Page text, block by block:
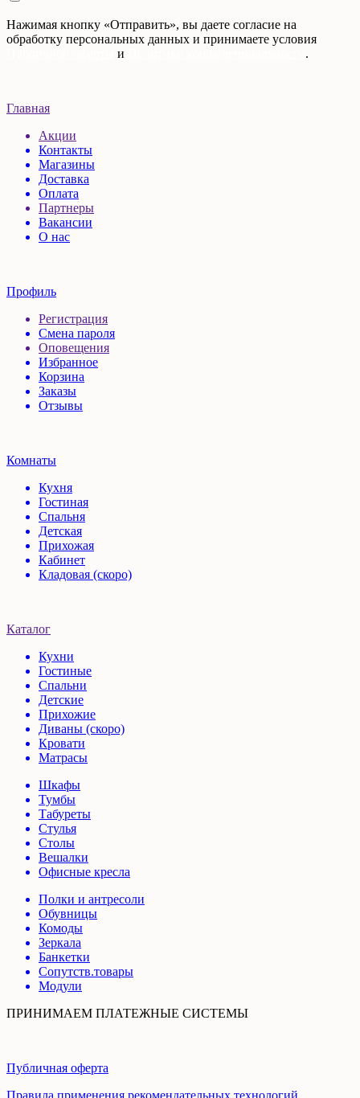
Нажимая кнопку «Отправить», вы даете согласие на
обработку персональных данных и принимаете условия
и .
Главная
Акции
Контакты
Магазины
Доставка
Оплата
Партнеры
Вакансии
О нас
Профиль
Регистрация
Смена пароля
Оповещения
Избранное
Корзина
Заказы
Отзывы
Комнаты
Кухня
Гостиная
Спальня
Детская
Прихожая
Кабинет
Кладовая (скоро)
Каталог
Кухни
Гостиные
Спальни
Детские
Прихожие
Диваны (скоро)
Кровати
Матрасы
Шкафы
Тумбы
Табуреты
Стулья
Столы
Вешалки
Офисные кресла
Полки и антресоли
Обувницы
Комоды
Зеркала
Банкетки
Сопутств.товары
Модули
ПРИНИМАЕМ ПЛАТЕЖНЫЕ СИСТЕМЫ
Публичная оферта
Правила применения рекомендательных технологий